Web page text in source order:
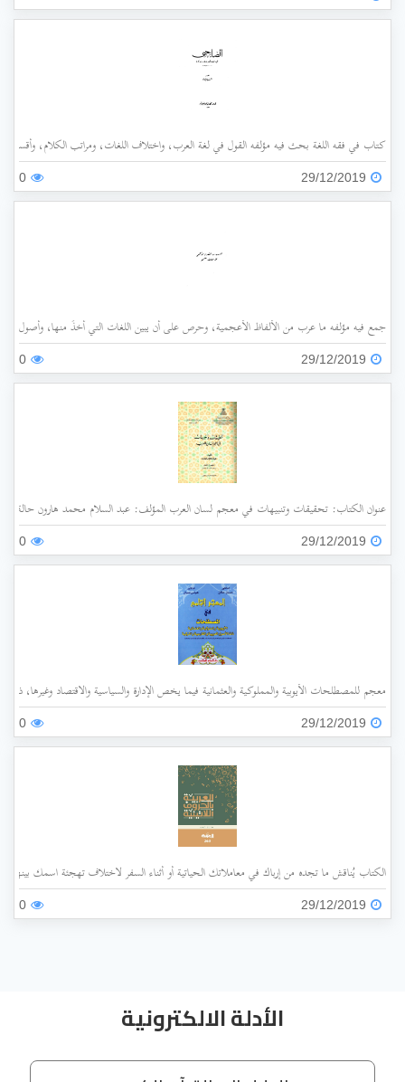
كتاب في فقه اللغة بحث فيه مؤلفه القول في لغة العرب، واختلاف اللغات، ومراتب الكلام،
29/12/2019
0
جمع فيه مؤلفه ما عرب من الألفاظ الأعجمية، وحرص على أن يبين اللغات التي أُخذَ منها، وأصول
29/12/2019
0
عنوان الكتاب: تحقيقات وتنبيهات في معجم لسان العرب المؤلف: عبد السلام محمد هارون حالة الفهرسة: غير مفهرس الناشر: جامعة الملك عبد
29/12/2019
0
معجم للمصطلحات الأيوبية والمملوكية والعثمانية فيما يخص الإدارة والسياسية والاقتصاد وغيرها، ذات
29/12/2019
0
الكتاب يُناقش ما تجده من إرباك في معاملاتك الحياتية أو أثناء السفر لاختلاف تهجئة اسمك بينها
29/12/2019
0